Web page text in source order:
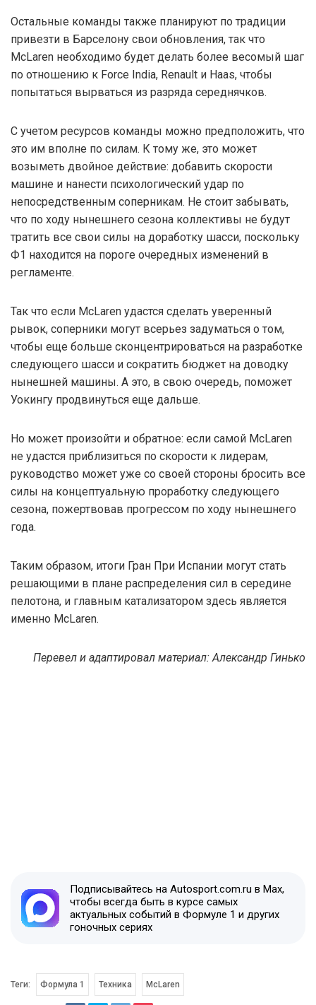
Остальные команды также планируют по традиции
привезти в Барселону свои обновления, так что
McLaren необходимо будет делать более весомый шаг
по отношению к Force India, Renault и Haas, чтобы
попытаться вырваться из разряда середнячков.
С учетом ресурсов команды можно предположить, что
это им вполне по силам. К тому же, это может
возыметь двойное действие: добавить скорости
машине и нанести психологический удар по
непосредственным соперникам. Не стоит забывать,
что по ходу нынешнего сезона коллективы не будут
тратить все свои силы на доработку шасси, поскольку
Ф1 находится на пороге очередных изменений в
регламенте.
Так что если McLaren удастся сделать уверенный
рывок, соперники могут всерьез задуматься о том,
чтобы еще больше сконцентрироваться на разработке
следующего шасси и сократить бюджет на доводку
нынешней машины. А это, в свою очередь, поможет
Уокингу продвинуться еще дальше.
Но может произойти и обратное: если самой McLaren
не удастся приблизиться по скорости к лидерам,
руководство может уже со своей стороны бросить все
силы на концептуальную проработку следующего
сезона, пожертвовав прогрессом по ходу нынешнего
года.
Таким образом, итоги Гран При Испании могут стать
решающими в плане распределения сил в середине
пелотона, и главным катализатором здесь является
именно McLaren.
Перевел и адаптировал материал: Александр Гинько
Подписывайтесь на Autosport.com.ru в Max,
чтобы всегда быть в курсе самых
актуальных событий в Формуле 1 и других
гоночных сериях
Теги: Формула 1 Техника McLaren